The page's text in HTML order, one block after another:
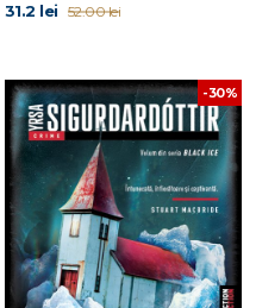
31.2 lei 52.00 lei
-30%